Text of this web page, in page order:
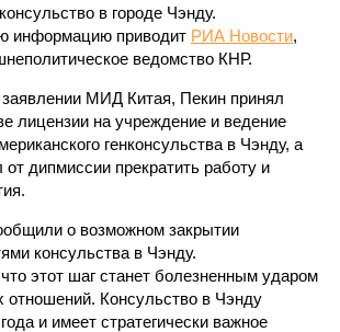
в городе Чэнду.
информацию приводит РИА Новости,
ведомство КНР.
заявлении МИД Китая, Пекин принял
лицензии на учреждение и ведение
генконсульства в Чэнду, а
от дипмиссии прекратить работу и
о возможном закрытии
консульства в Чэнду.
этот шаг станет болезненным ударом
отношений. Консульство в Чэнду
и имеет стратегически важное